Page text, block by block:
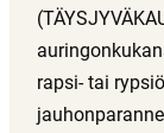
rapsi- tai